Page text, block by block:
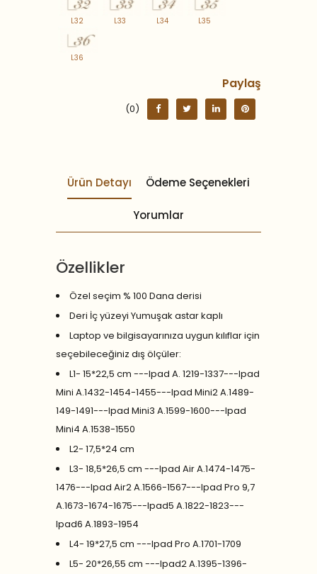
L32 L33 L34 L35
L36
Paylaş
(0)
Ürün Detayı Ödeme Seçenekleri
Yorumlar
Özellikler
Özel seçim % 100 Dana derisi
Deri İç yüzeyi Yumuşak astar kaplı
Laptop ve bilgisayarınıza uygun kılıflar için
seçebileceğiniz dış ölçüler:
L1- 15*22,5 cm ---Ipad A. 1219-1337---Ipad
Mini A.1432-1454-1455---Ipad Mini2 A.1489-
149-1491---Ipad Mini3 A.1599-1600---Ipad
Mini4 A.1538-1550
L2- 17,5*24 cm
L3- 18,5*26,5 cm ---Ipad Air A.1474-1475-
1476---Ipad Air2 A.1566-1567---Ipad Pro 9,7
A.1673-1674-1675---Ipad5 A.1822-1823---
Ipad6 A.1893-1954
L4- 19*27,5 cm ---Ipad Pro A.1701-1709
L5- 20*26,55 cm ---Ipad2 A.1395-1396-